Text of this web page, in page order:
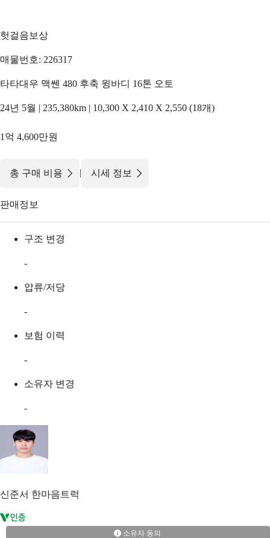
헛걸음보상
매물번호: 226317
타타대우 맥쎈 480 후축 윙바디 16톤 오토
24년 5월 | 235,380km | 10,300 X 2,410 X 2,550 (18개)
1억 4,600만원
총 구매 비용 | 시세 정보
판매정보
구조 변경
-
압류/저당
-
보험 이력
-
소유자 변경
-
신준서 한마음트럭
소유자 동의